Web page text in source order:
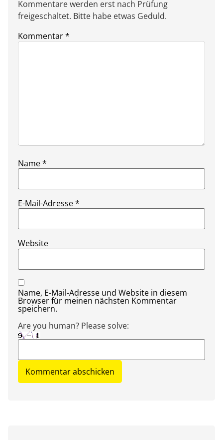
Kommentare werden erst nach Prüfung
freigeschaltet. Bitte habe etwas Geduld.
Kommentar*
Name*
E-Mail-Adresse*
Website
Name, E-Mail-Adresse und Website in diesem
Browser für meinen nächsten Kommentar
speichern.
Are you human? Please solve: